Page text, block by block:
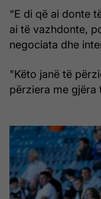
“E di që ai donte
ai të vazhdonte,
negociata dhe
"Këto janë të
përziera me gjëra